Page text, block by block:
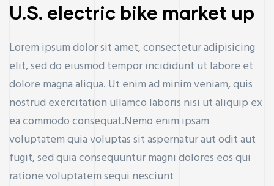
U.S. electric bike market up
Lorem ipsum dolor sit amet, consectetur adipisicing
elit, sed do eiusmod tempor incididunt ut labore et
dolore magna aliqua. Ut enim ad minim veniam, quis
nostrud exercitation ullamco laboris nisi ut aliquip ex
ea commodo consequat.Nemo enim ipsam
voluptatem quia voluptas sit aspernatur aut odit aut
fugit, sed quia consequuntur magni dolores eos qui
ratione voluptatem sequi nesciunt